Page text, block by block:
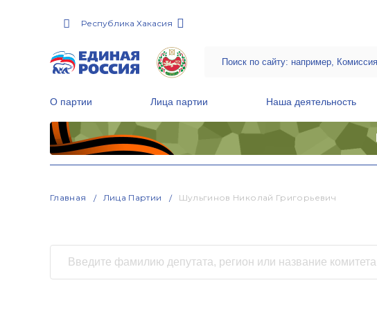
Республика Хакасия
О партии Лица партии Наша деятельность
Главная Лица Партии Шульгинов Николай Григорьевич